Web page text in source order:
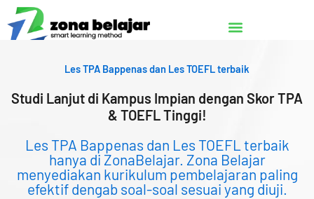
Lewati
ke
konten
Les TPA Bappenas dan Les TOEFL terbaik
Studi Lanjut di Kampus Impian dengan Skor TPA
& TOEFL Tinggi!
Les TPA Bappenas dan Les TOEFL terbaik
hanya di ZonaBelajar. Zona Belajar
menyediakan kurikulum pembelajaran paling
efektif dengab soal-soal sesuai yang diuji.